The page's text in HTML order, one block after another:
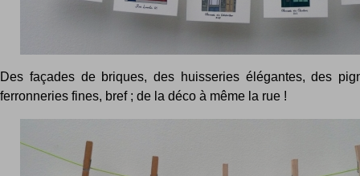
Des façades de briques, des huisseries élégantes, des
ferronneries fines, bref ; de la déco à même la rue !